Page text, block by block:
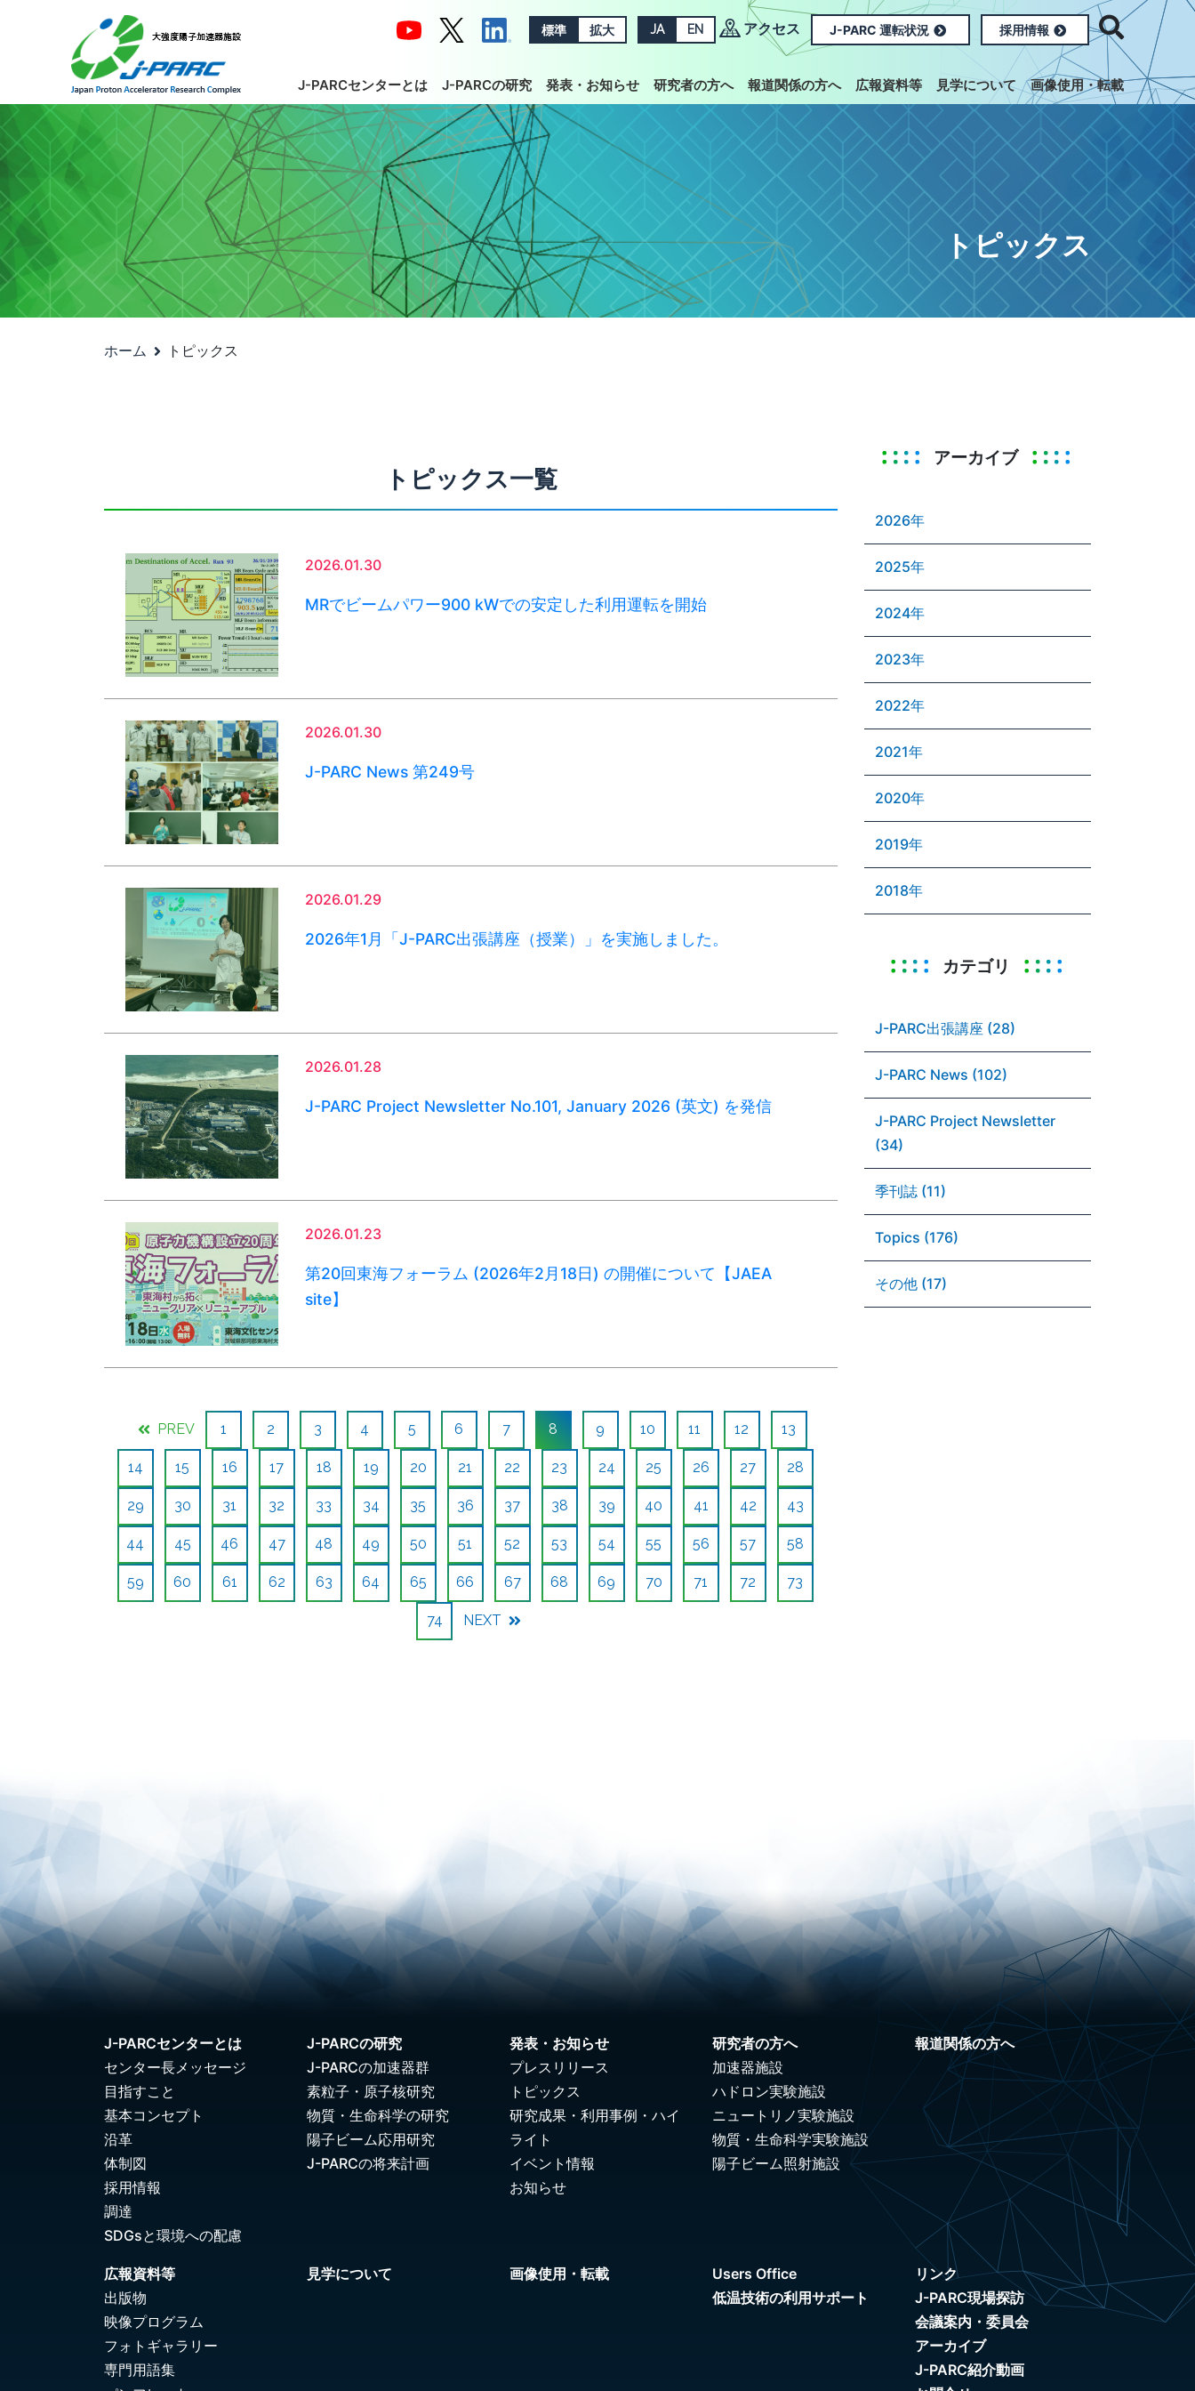
標準 拡大 JA EN アクセス J-PARC 運転状況 採用情報
J-PARCセンターとは J-PARCの研究 発表・お知らせ 研究者の方へ 報道関係の方へ 広報資料等 見学について 画像使用・転載
トピックス
ホーム トピックス
トピックス一覧
2026.01.30
MRでビームパワー900 kWでの安定した利用運転を開始
2026.01.30
J-PARC News 第249号
2026.01.29
2026年1月「J-PARC出張講座（授業）」を実施しました。
2026.01.28
J-PARC Project Newsletter No.101, January 2026 (英文) を発信
2026.01.23
第20回東海フォーラム (2026年2月18日) の開催について【JAEA
site】
PREV 1 2 3 4 5 6 7 8 9 10 11 12 13
14 15 16 17 18 19 20 21 22 23 24 25 26 27 28
29 30 31 32 33 34 35 36 37 38 39 40 41 42 43
44 45 46 47 48 49 50 51 52 53 54 55 56 57 58
59 60 61 62 63 64 65 66 67 68 69 70 71 72 73
74 NEXT
アーカイブ
2026年
2025年
2024年
2023年
2022年
2021年
2020年
2019年
2018年
カテゴリ
J-PARC出張講座 (28)
J-PARC News (102)
J-PARC Project Newsletter
(34)
季刊誌 (11)
Topics (176)
その他 (17)
J-PARCセンターとは
センター長メッセージ
目指すこと
基本コンセプト
沿革
体制図
採用情報
調達
SDGsと環境への配慮
J-PARCの研究
J-PARCの加速器群
素粒子・原子核研究
物質・生命科学の研究
陽子ビーム応用研究
J-PARCの将来計画
発表・お知らせ
プレスリリース
トピックス
研究成果・利用事例・ハイ
ライト
イベント情報
お知らせ
研究者の方へ
加速器施設
ハドロン実験施設
ニュートリノ実験施設
物質・生命科学実験施設
陽子ビーム照射施設
報道関係の方へ
広報資料等
出版物
映像プログラム
フォトギャラリー
専門用語集
見学について 画像使用・転載
Users Office
低温技術の利用サポート
リンク
J-PARC現場探訪
会議案内・委員会
アーカイブ
J-PARC紹介動画